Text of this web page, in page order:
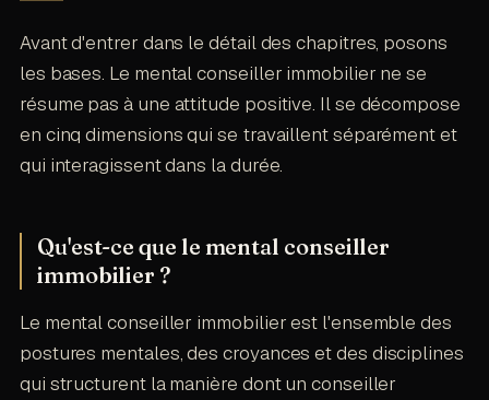
Avant d'entrer dans le détail des chapitres, posons
les bases. Le mental conseiller immobilier ne se
résume pas à une attitude positive. Il se décompose
en cinq dimensions qui se travaillent séparément et
qui interagissent dans la durée.
Qu'est-ce que le mental conseiller
immobilier ?
Le mental conseiller immobilier est l'ensemble des
postures mentales, des croyances et des disciplines
qui structurent la manière dont un conseiller